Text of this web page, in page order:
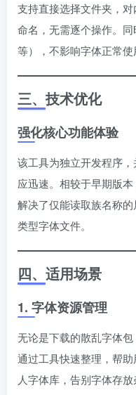
支持直接选择文件夹，
命名，无需逐个操作。
等），不影响字体正常使
三、技术优化
强化核心功能体验
该工具为独立开发程序
应迅速。相较于早期版
解决了仅能读取族名称
类型字体文件。
四、适用场景
1. 字体资源管理
无论是下载的散乱字体
通过工具快速整理，帮
人字体库，告别字体存放